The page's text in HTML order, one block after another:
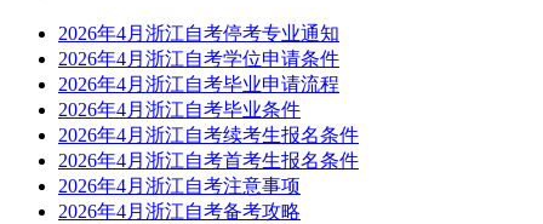
2026年4月浙江自考停考专业通知
2026年4月浙江自考学位申请条件
2026年4月浙江自考毕业申请流程
2026年4月浙江自考毕业条件
2026年4月浙江自考续考生报名条件
2026年4月浙江自考首考生报名条件
2026年4月浙江自考注意事项
2026年4月浙江自考备考攻略